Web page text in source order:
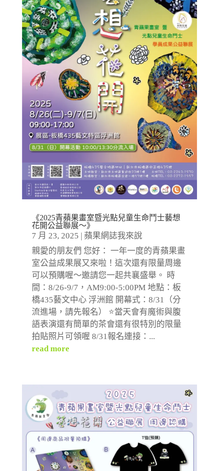
《2025青蘋果畫室暨光點兒童生命鬥士藝想
花開公益聯展～》
7 月 23, 2025 | 蘋果網誌我來說
親愛的朋友們 您好： 一年一度的青蘋果畫
室公益成果展又來啦！這次還有限量周邊
可以預購喔～邀請您一起共襄盛舉。 時
間：8/26-9/7，AM9:00-5:00PM 地點：板
橋435藝文中心 浮洲館 開幕式：8/31（分
流進場，請先報名） ⭐️當天會有魔術與腹
語表演還有簡單的茶會還有很特別的限量
拍貼照片可領喔 8/31報名連接：...
read more